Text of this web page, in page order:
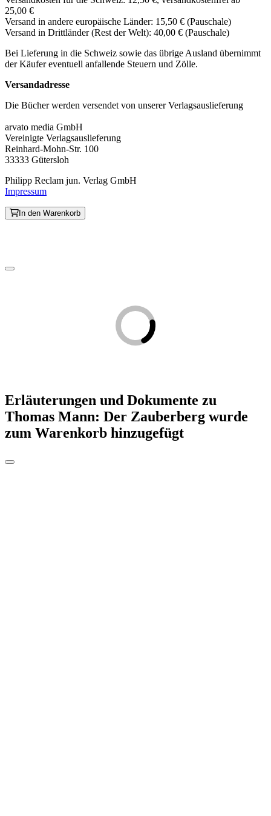
25,00 €
Versand in andere europäische Länder: 15,50 € (Pauschale)
Versand in Drittländer (Rest der Welt): 40,00 € (Pauschale)
Bei Lieferung in die Schweiz sowie das übrige Ausland übernimmt
der Käufer eventuell anfallende Steuern und Zölle.
Versandadresse
Die Bücher werden versendet von unserer Verlagsauslieferung
arvato media GmbH
Vereinigte Verlagsauslieferung
Reinhard-Mohn-Str. 100
33333 Gütersloh
Philipp Reclam jun. Verlag GmbH
Impressum
In den Warenkorb
Erläuterungen und Dokumente zu
Thomas Mann: Der Zauberberg wurde
zum Warenkorb hinzugefügt